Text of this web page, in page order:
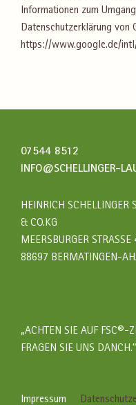
Informationen zum
Datenschutzerklärung von
https://www.google.de/
07544 8512
INFO@SCHELLINGER-
HEINRICH SCHELLINGER
& CO.KG
MEERSBURGER STRASSE
88697 BERMATINGEN-
„ACHTEN SIE AUF FSC®-
FRAGEN SIE UNS DANCH.“
Impressum